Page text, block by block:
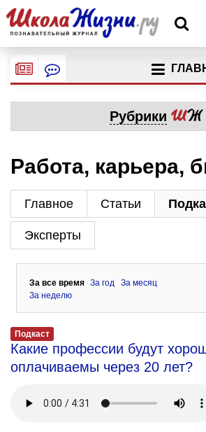
Рубрики
Работа, карьера,
Главное Статьи
Эксперты
За все время За год
За месяц
За неделю
Подкаст
Какие профессии будут
оплачиваемы через 20 лет?